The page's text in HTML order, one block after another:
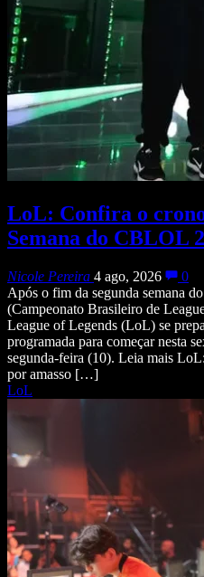
LoL: Confira o
Semana do CBLOL
Nicole Pereira 4 ago, 2026
0
Após o fim da segunda semana
(Campeonato Brasileiro de
League of Legends (LoL) se
programada para começar nesta
segunda-feira (10). Leia mais
por amasso […]
LoL